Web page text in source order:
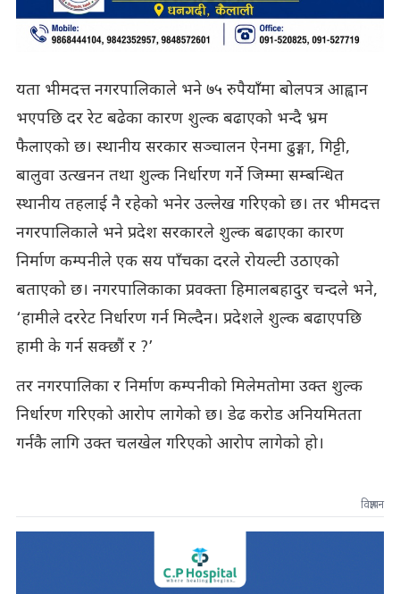
यता भीमदत्त नगरपालिकाले भने ७५ रुपैयाँमा बोलपत्र आह्वान
भएपछि दर रेट बढेका कारण शुल्क बढाएको भन्दै भ्रम
फैलाएको छ। स्थानीय सरकार सञ्चालन ऐनमा ढुङ्गा, गिट्टी,
बालुवा उत्खनन तथा शुल्क निर्धारण गर्ने जिम्मा सम्बन्धित
स्थानीय तहलाई नै रहेको भनेर उल्लेख गरिएको छ। तर भीमदत्त
नगरपालिकाले भने प्रदेश सरकारले शुल्क बढाएका कारण
निर्माण कम्पनीले एक सय पाँचका दरले रोयल्टी उठाएको
बताएको छ। नगरपालिकाका प्रवक्ता हिमालबहादुर चन्दले भने,
‘हामीले दररेट निर्धारण गर्न मिल्दैन। प्रदेशले शुल्क बढाएपछि
हामी के गर्न सक्छौं र ?’
तर नगरपालिका र निर्माण कम्पनीको मिलेमतोमा उक्त शुल्क
निर्धारण गरिएको आरोप लागेको छ। डेढ करोड अनियमितता
गर्नकै लागि उक्त चलखेल गरिएको आरोप लागेको हो।
विज्ञापन